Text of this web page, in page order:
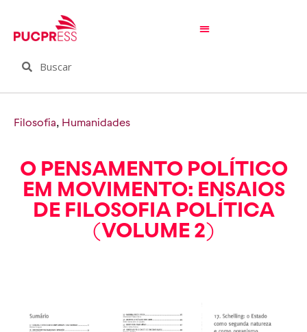
Filosofia Humanidades
O PENSAMENTO POLÍTICO
EM MOVIMENTO: ENSAIOS
DE FILOSOFIA POLÍTICA
(VOLUME 2)